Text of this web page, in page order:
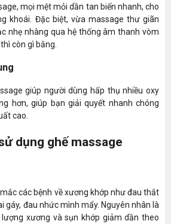
mọi mệt mỏi dần tan biến nhanh, cho
khoái. Đặc biệt, vừa massage thư giãn
nhẹ nhàng qua hệ thống âm thanh vòm
còn gì bằng.
giúp người dùng hấp thụ nhiều oxy
hơn, giúp bạn giải quyết nhanh chóng
cao.
dụng ghế massage
các bệnh về xương khớp như đau thắt
gáy, đau nhức mình mẩy. Nguyên nhân là
xương và sụn khớp giảm dần theo